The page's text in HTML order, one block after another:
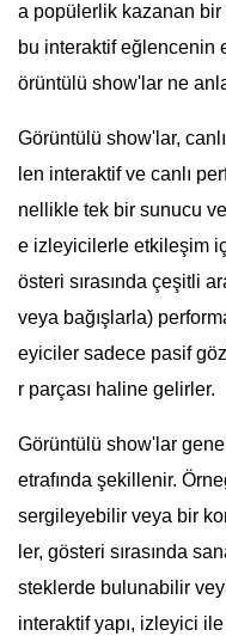
a popülerlik kazanan
bu interaktif eğlencenin
örüntülü show'lar ne
Görüntülü show'lar,
len interaktif ve canlı
nellikle tek bir sunucu
e izleyicilerle etkileşim
österi sırasında çeşitli
veya bağışlarla)
eyiciler sadece pasif
r parçası haline gelirler.
Görüntülü show'lar
etrafında şekillenir.
sergileyebilir veya bir
ler, gösteri sırasında
steklerde bulunabilir
interaktif yapı, izleyici